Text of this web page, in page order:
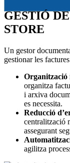
GESTIÓ
STORE
Un gestor
gestionar les
Organització
organitza
i arxiva
es necessita.
Reducció
centralització
assegurant
agilitza